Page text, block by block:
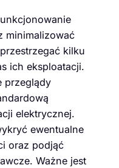
minimalizować
kilku
ich eksploatacji.
przeglądy
elektrycznej.
ewentualne
oraz podjąć
Ważne jest